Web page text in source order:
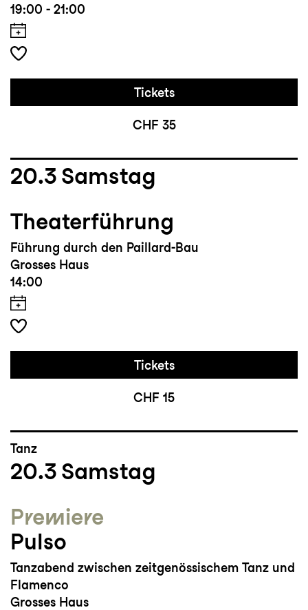
19:00 - 21:00
Tickets
CHF 35
20.3 Samstag
Theaterführung
Führung durch den Paillard-Bau
Grosses Haus
14:00
Tickets
CHF 15
Tanz
20.3 Samstag
Premiere
Pulso
Tanzabend zwischen zeitgenössischem Tanz und
Flamenco
Grosses Haus